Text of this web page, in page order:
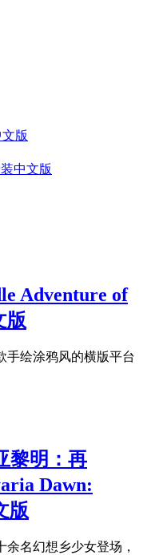
文版
中文版
Adventure of
版
手绘涂鸦风的横版平台
黎明：再
Dawn:
版
名幻想乡少女登场，